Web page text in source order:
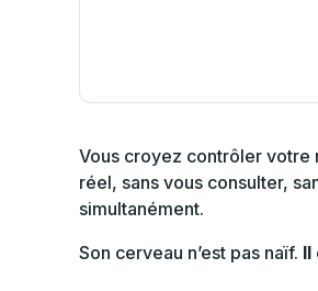
Vous croyez contrôler votre
réel, sans vous consulter,
simultanément.
Son cerveau n’est pas naïf. Il